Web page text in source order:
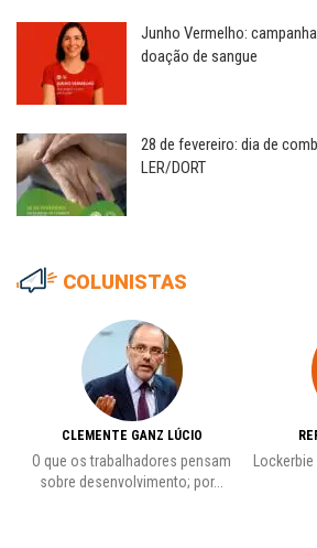
Junho Vermelho:
doação de sangue
28 de fevereiro: dia de
LER/DORT
COLUNISTAS
CLEMENTE GANZ LÚCIO
O que os trabalhadores pensam
sobre desenvolvimento; por...